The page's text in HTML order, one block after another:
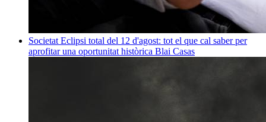
Societat Eclipsi total del 12 d'agost: tot el que cal saber per
aprofitar una oportunitat històrica Blai Casas